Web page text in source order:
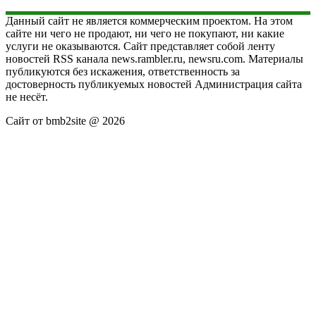
Данный сайт не является коммерческим проектом. На этом
сайте ни чего не продают, ни чего не покупают, ни какие
услуги не оказываются. Сайт представляет собой ленту
новостей RSS канала news.rambler.ru, newsru.com. Материалы
публикуются без искажения, ответственность за
достоверность публикуемых новостей Администрация сайта
не несёт.
Сайт от bmb2site @ 2026